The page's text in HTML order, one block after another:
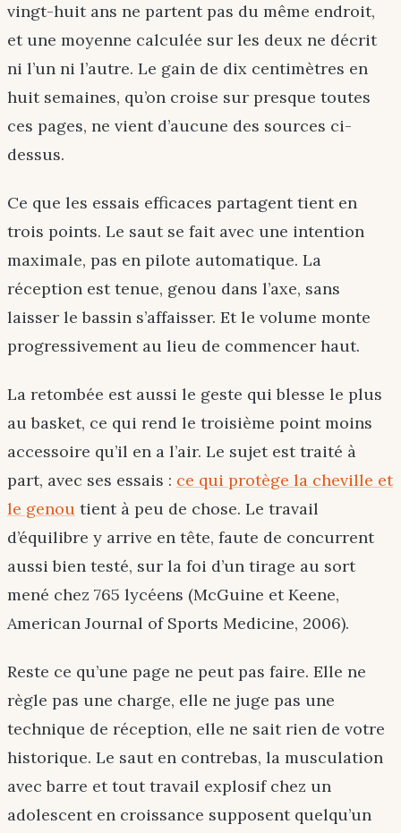
vingt-huit ans ne partent pas du même endroit,
et une moyenne calculée sur les deux ne décrit
ni l’un ni l’autre. Le gain de dix centimètres en
huit semaines, qu’on croise sur presque toutes
ces pages, ne vient d’aucune des sources ci-
dessus.
Ce que les essais efficaces partagent tient en
trois points. Le saut se fait avec une intention
maximale, pas en pilote automatique. La
réception est tenue, genou dans l’axe, sans
laisser le bassin s’affaisser. Et le volume monte
progressivement au lieu de commencer haut.
La retombée est aussi le geste qui blesse le plus
au basket, ce qui rend le troisième point moins
accessoire qu’il en a l’air. Le sujet est traité à
part, avec ses essais : ce qui protège la cheville et
le genou tient à peu de chose. Le travail
d’équilibre y arrive en tête, faute de concurrent
aussi bien testé, sur la foi d’un tirage au sort
mené chez 765 lycéens (McGuine et Keene,
American Journal of Sports Medicine, 2006).
Reste ce qu’une page ne peut pas faire. Elle ne
règle pas une charge, elle ne juge pas une
technique de réception, elle ne sait rien de votre
historique. Le saut en contrebas, la musculation
avec barre et tout travail explosif chez un
adolescent en croissance supposent quelqu’un